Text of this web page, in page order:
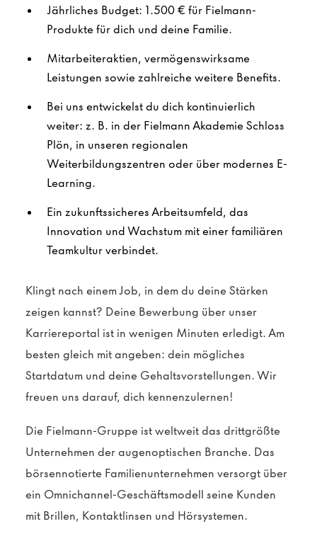
Jährliches Budget: 1.500 € für Fielmann-
Produkte für dich und deine Familie.
Mitarbeiteraktien, vermögenswirksame
Leistungen sowie zahlreiche weitere Benefits.
Bei uns entwickelst du dich kontinuierlich
weiter: z. B. in der Fielmann Akademie Schloss
Plön, in unseren regionalen
Weiterbildungszentren oder über modernes E-
Learning.
Ein zukunftssicheres Arbeitsumfeld, das
Innovation und Wachstum mit einer familiären
Teamkultur verbindet.
Klingt nach einem Job, in dem du deine Stärken
zeigen kannst? Deine Bewerbung über unser
Karriereportal ist in wenigen Minuten erledigt. Am
besten gleich mit angeben: dein mögliches
Startdatum und deine Gehaltsvorstellungen. Wir
freuen uns darauf, dich kennenzulernen!
Die Fielmann-Gruppe ist weltweit das drittgrößte
Unternehmen der augenoptischen Branche. Das
börsennotierte Familienunternehmen versorgt über
ein Omnichannel-Geschäftsmodell seine Kunden
mit Brillen, Kontaktlinsen und Hörsystemen.